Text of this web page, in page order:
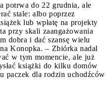
potrwa do 22 grudnia, ale
stale: albo poprzez
lub wpłatę na projekty
przy skali zaangażowania
dobra i dać szansę wielu
Konopka. – Zbiórka nadal
w tym momencie, ale już
książki do kilku domów
paczek dla rodzin uchodźców